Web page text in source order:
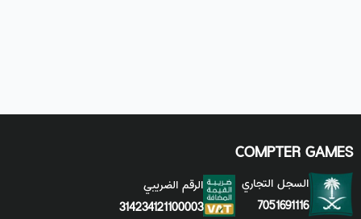
COMPTER GAMES
السجل التجاري
7051691116
الرقم الضريبي
314234121100003